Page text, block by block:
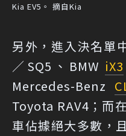
Kia EV5。 摘自Kia
另外，進入決名單
／SQ5、BMW iX3
Mercedes-Benz
Toyota RAV4；而
車佔據絕大多數，